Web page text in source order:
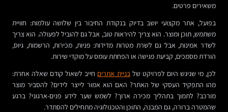
משאירים פרטים.
בפועל, אתר מקצועי יושב בדיוק בנקודת החיבור בין שלושה עולמות: חוויית
משתמש, תוכן ומוצר. הוא צריך להיראות טוב, אבל גם להוביל לפעולה. הוא צריך
לשדר אמינות, אבל גם לשרת מטרות מדידות: פניות, מכירות, הרשמות, גיוס,
הורדת מסמכים, קביעת פגישה או הפחתת עומס על מוקדי שירות.
לכן, מי שניגש היום לפרויקט של בניית אתרים חייב לשאול קודם שאלה אחרת:
מהו התפקיד העסקי של האתר? האם הוא אמור לייצר לידים? להסביר מוצר
מורכב? לתמוך בתהליך מכירה ארוך? לשמש שער לידע פנים-ארגוני? ברגע
שהמטרה ברורה, גם המבנה, התוכן והטכנולוגיה מתחילים להסתדר.